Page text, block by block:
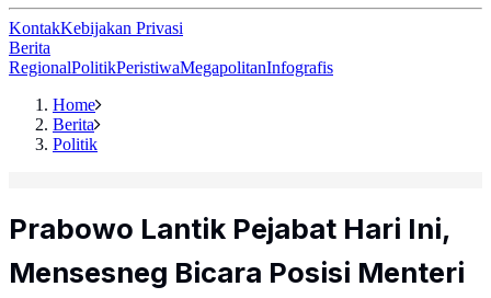
KontakKebijakan Privasi
Berita
RegionalPolitikPeristiwaMegapolitanInfografis
Home
Berita
Politik
Prabowo Lantik Pejabat Hari Ini,
Mensesneg Bicara Posisi Menteri